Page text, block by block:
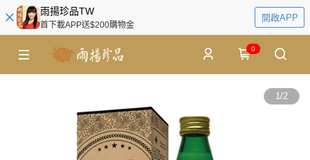
雨揚珍品TW
首下載APP送$200購物金
開啟APP
0
1/2